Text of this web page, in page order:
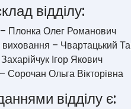
відділу:
Плонка Олег Романович
виховання – Чвартацький
Ігор Якович
Сорочан Ольга Вікторівна
відділу є: